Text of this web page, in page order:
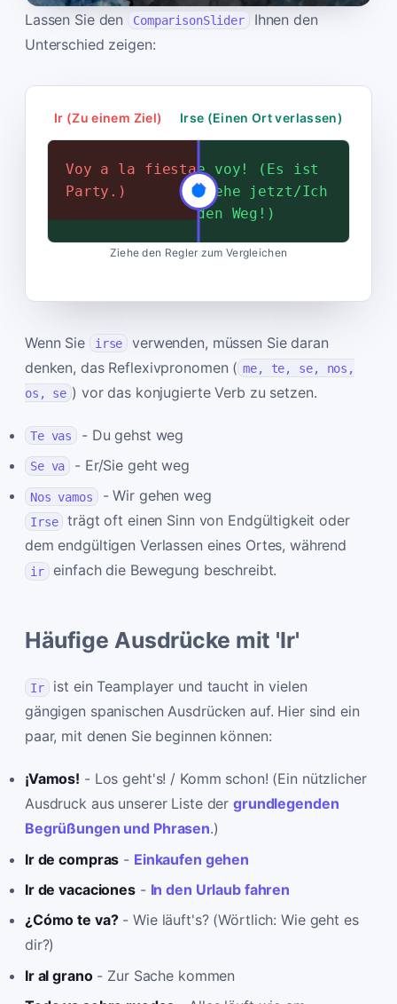
Lassen Sie den ComparisonSlider
Ihnen den
Unterschied zeigen:
Ir (Zu einem Ziel) Irse (Einen Ort verlassen)
Voy a la fiesta. (Ich gehe zur
Party.)
Ya es tarde. ¡Me voy! (Es ist
schon spät. Ich gehe jetzt/Ich
mache mich auf den Weg!)
Ziehe den Regler zum Vergleichen
Wenn Sie irse
verwenden, müssen Sie daran
denken, das Reflexivpronomen ( me, te, se, nos,
os, se ) vor das konjugierte Verb zu setzen.
Te vas - Du gehst weg
Se va - Er/Sie geht weg
Nos vamos - Wir gehen weg
Irse
trägt oft einen Sinn von Endgültigkeit oder
dem endgültigen Verlassen eines Ortes, während
ir einfach die Bewegung beschreibt.
Häufige Ausdrücke mit 'Ir'
Ir ist ein Teamplayer und taucht in vielen
gängigen spanischen Ausdrücken auf. Hier sind ein
paar, mit denen Sie beginnen können:
¡Vamos! - Los geht's! / Komm schon! (Ein nützlicher
Ausdruck aus unserer Liste dergrundlegenden
Begrüßungen und Phrasen.)
Ir de compras - Einkaufen gehen
Ir de vacaciones- In den Urlaub fahren
¿Cómo te va?- Wie läuft's? (Wörtlich: Wie geht es
dir?)
Ir al grano- Zur Sache kommen